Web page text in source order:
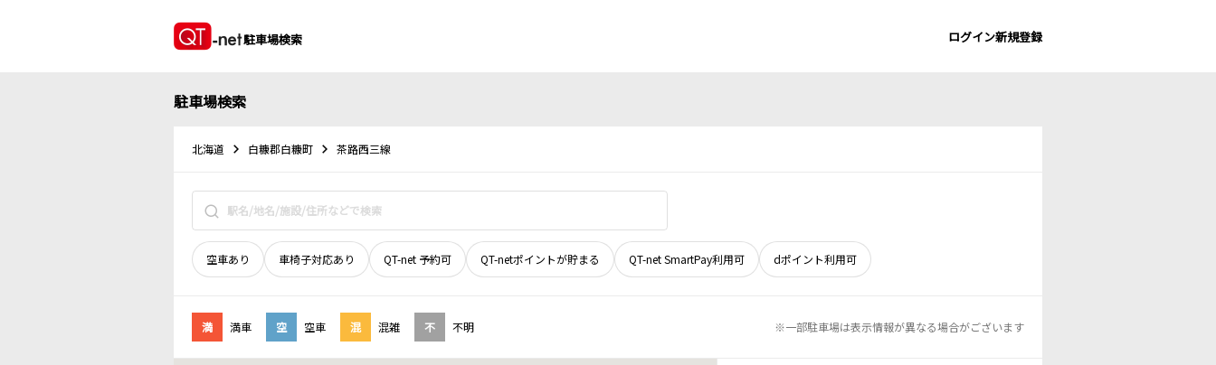
駐車場検索 ログイン新規登録
駐車場検索
北海道 白糠郡白糠町 茶路西三線
空車あり 車椅子対応あり QT-net 予約可 QT-netポイントが貯まる QT-net SmartPay利用可 dポイント利用可
満 満車 空 空車 混 混雑 不 不明 ※一部駐車場は表示情報が異なる場合がございます